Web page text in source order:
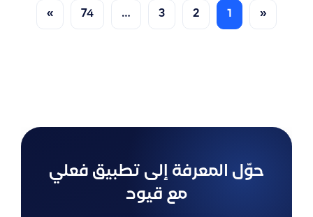
«
1
2
3
…
74
»
حوّل المعرفة إلى تطبيق فعلي
مع قيود